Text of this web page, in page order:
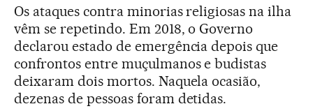
Os ataques contra minorias religiosas na ilha
vêm se repetindo. Em 2018, o Governo
declarou estado de emergência depois que
confrontos entre muçulmanos e budistas
deixaram dois mortos. Naquela ocasião,
dezenas de pessoas foram detidas.